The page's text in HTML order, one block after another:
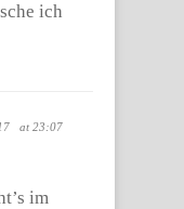
ich
at 23:07
im